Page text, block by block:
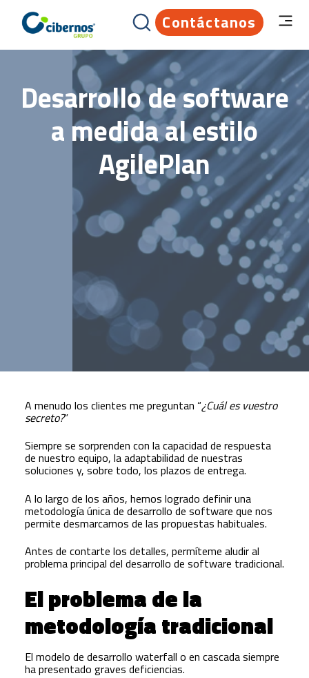
Contáctanos
Desarrollo de software
a medida al estilo
AgilePlan
A menudo los clientes me preguntan “¿Cuál es vuestro
secreto?”
Siempre se sorprenden con la capacidad de respuesta
de nuestro equipo, la adaptabilidad de nuestras
soluciones y, sobre todo, los plazos de entrega.
A lo largo de los años, hemos logrado definir una
metodología única de desarrollo de software que nos
permite desmarcarnos de las propuestas habituales.
Antes de contarte los detalles, permíteme aludir al
problema principal del desarrollo de software tradicional.
El problema de la
metodología tradicional
El modelo de desarrollo waterfall o en cascada siempre
ha presentado graves deficiencias.